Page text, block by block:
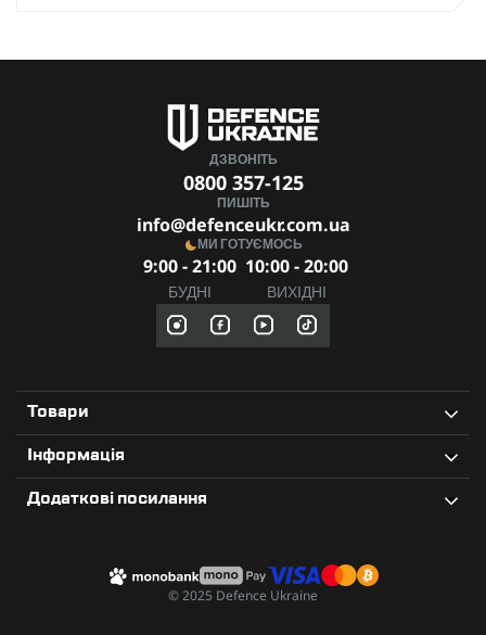
ДЗВОНІТЬ
0800 357-125
ПИШІТЬ
info@defenceukr.com.ua
МИ ГОТУЄМОСЬ
9:00 - 21:00
БУДНІ
10:00 - 20:00
ВИХІДНІ
Товари
Інформація
Додаткові посилання
© 2025 Defence Ukraine